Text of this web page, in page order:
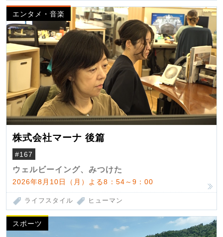
エンタメ・音楽
株式会社マーナ 後篇
#167
ウェルビーイング、みつけた
2026年8月10日（月）よる8：54～9：00
ライフスタイル ヒューマン
スポーツ